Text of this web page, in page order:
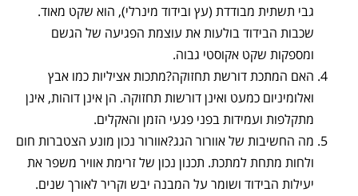
גבי תשתית מבודדת (עץ ובידוד מינרלי), הוא שקט מאוד.
שכבות הבידוד בולעות את עוצמת הפגיעה של הגשם
ומספקות שקט אקוסטי גבוה.
האם המתכת דורשת תחזוקה?מתכות אציליות כמו אבץ
ואלומיניום כמעט ואינן דורשות תחזוקה. הן אינן דוהות, אינן
מתקלפות ועמידות בפני פגעי הזמן והאקלים.
מה החשיבות של אוורור הגג?אוורור נכון מונע הצטברות חום
ולחות מתחת למתכת. תכנון נכון של זרימת אוויר משפר את
יעילות הבידוד ושומר על המבנה יבש וקריר לאורך שנים.